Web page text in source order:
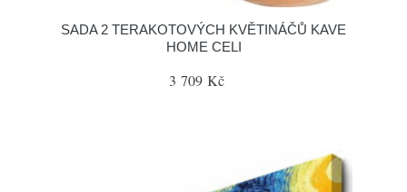
SADA 2 TERAKOTOVÝCH KVĚTINÁČŮ KAVE
HOME CELI
3 709 Kč